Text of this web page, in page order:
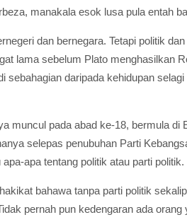
manakala esok lusa pula entah
dan bernegara. Tetapi politik
lama sebelum Plato menghasilkan
daripada kehidupan
muncul pada abad ke-18, bermula
selepas penubuhan Parti
apa tentang politik atau parti politik.
bahawa tanpa parti politik
pernah pun kedengaran ada